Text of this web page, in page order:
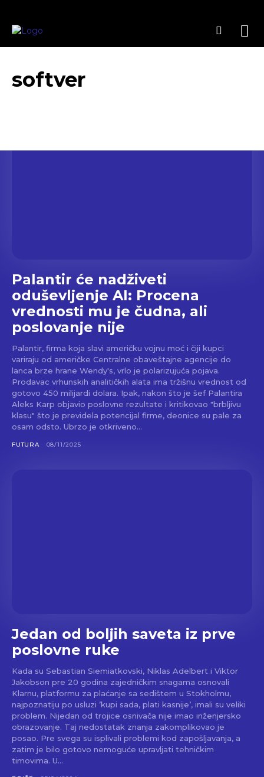
softver
Palantir će nadživeti
oduševljenje AI: Procena
vrednosti mu je čudna, ali
poslovanje nije
Palantir, firma koja slavi američku vojnu moć i čiji kupci
variraju od američke Centralne obaveštajne agencije do
lanca brze hrane Wendy's, vrlo je polarizujuća pojava.
Prodavac vrhunskih analitičkih alata ima tržišnu vrednost od
gotovo 450 milijardi dolara. Ipak, nakon što je šef Palantira
Aleks Karp objavio poslovne rezultate i kritikovao "brbljivu
klasu" što je previdela potencijal firme, deonice su pale za
osam odsto. Ubrzo je otkriveno...
FUTURA 08/11/2025
Jedan od boljih saveta iz prve
poslovne ruke
Kada su Sebastian Siemiatkovski, Niklas Adelbert i Viktor
Jakobson pre 20 godina zajedničkim snagama osnovali
Klarnu, platformu za plaćanje sa sedištem u Stokholmu,
najpoznatiju po usluzi ’kupi sada, plati kasnije’, imali su veliki
problem. Nijedan od trojice osnivača nije imao inženjersko
obrazovanje. Taj nedostatak znanja zakomplikovao je
posao. Pre svega su isplivali problemi kod zapošljavanja, a
zatim je bilo gotovo nemoguće upravljati tehničkim
timovima. U...